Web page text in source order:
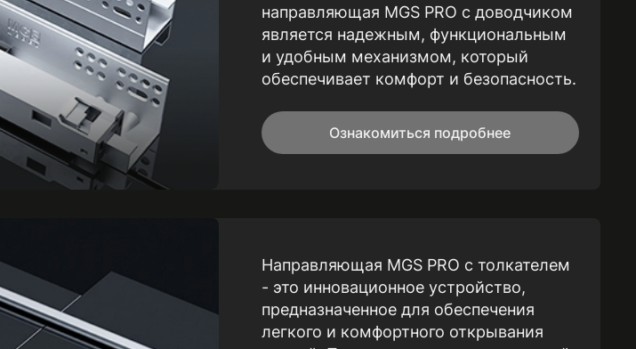
направляющая MGS PRO с доводчиком
является надежным, функциональным
и удобным механизмом, который
обеспечивает комфорт и безопасность.
Ознакомиться подробнее
Направляющая MGS PRO с толкателем
- это инновационное устройство,
предназначенное для обеспечения
легкого и комфортного открывания